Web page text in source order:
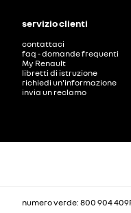
servizio clienti
contattaci
faq - domande frequenti
My Renault
libretti di istruzione
richiedi un'informazione
invia un reclamo
numero verde: 800 904 409